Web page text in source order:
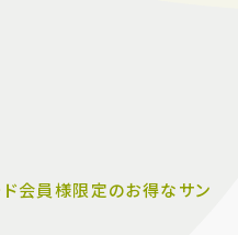
イド
会員様限定のお得なサン